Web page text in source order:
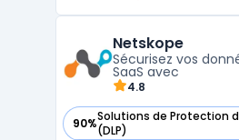
Netskope
Sécurisez vos
SaaS avec
4.8
90%Solutions de Protection
(DLP)
— voir Netskope dans cette